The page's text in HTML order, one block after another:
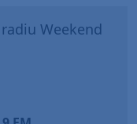
Weekend